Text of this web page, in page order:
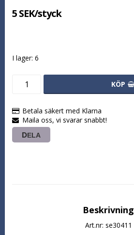
5 SEK/styck
I lager: 6
KÖP
Betala säkert med Klarna
Maila oss, vi svarar snabbt!
DELA
Beskrivning
Art.nr: se30411